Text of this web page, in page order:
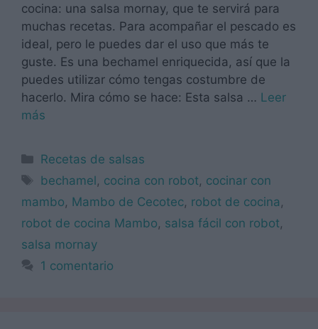
cocina: una salsa mornay, que te servirá para
muchas recetas. Para acompañar el pescado es
ideal, pero le puedes dar el uso que más te
guste. Es una bechamel enriquecida, así que la
puedes utilizar cómo tengas costumbre de
hacerlo. Mira cómo se hace: Esta salsa … Leer
más
Categorías
Recetas de salsas
Etiquetas
bechamel, cocina con robot, cocinar con
mambo, Mambo de Cecotec, robot de cocina ,
robot de cocina Mambo, salsa fácil con robot,
salsa mornay
1 comentario